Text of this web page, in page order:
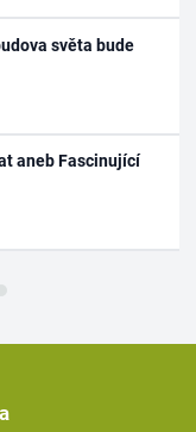
světa bude
aneb Fascinující